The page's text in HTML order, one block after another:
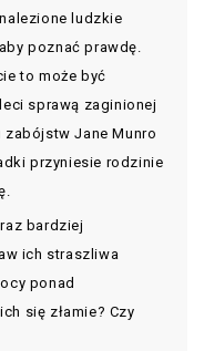
ludzkie
poznać prawdę.
to może być
sprawą zaginionej
zabójstw Jane Munro
przyniesie rodzinie
bardziej
ich straszliwa
ponad
się złamie? Czy